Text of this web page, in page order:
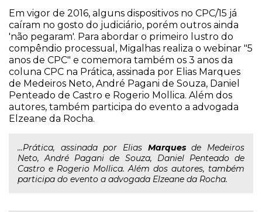
Em vigor de 2016, alguns dispositivos no CPC/15 já
caíram no gosto do judiciário, porém outros ainda
'não pegaram'. Para abordar o primeiro lustro do
compêndio processual, Migalhas realiza o webinar "5
anos de CPC" e comemora também os 3 anos da
coluna CPC na Prática, assinada por Elias Marques
de Medeiros Neto, André Pagani de Souza, Daniel
Penteado de Castro e Rogerio Mollica. Além dos
autores, também participa do evento a advogada
Elzeane da Rocha.
...Prática, assinada por Elias Marquesde Medeiros
Neto, André Pagani de Souza, Daniel Penteado de
Castro e Rogerio Mollica. Além dos autores, também
participa do evento a advogada Elzeane da Rocha.